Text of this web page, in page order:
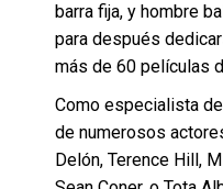
barra fija, y hombre
para después
más de 60 películas
Como especialista
de numerosos
Delón, Terence Hill,